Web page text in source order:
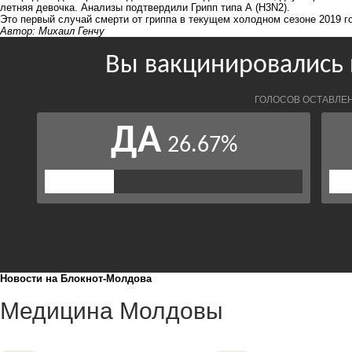
летняя девочка. Анализы подтвердили Грипп типа А (H3N2).
Это первый случай смерти от гриппа в текущем холодном сезоне 2019
Автор: Михаил Генчу
Новости на Блoкнoт-Молдова
Медицина Молдовы